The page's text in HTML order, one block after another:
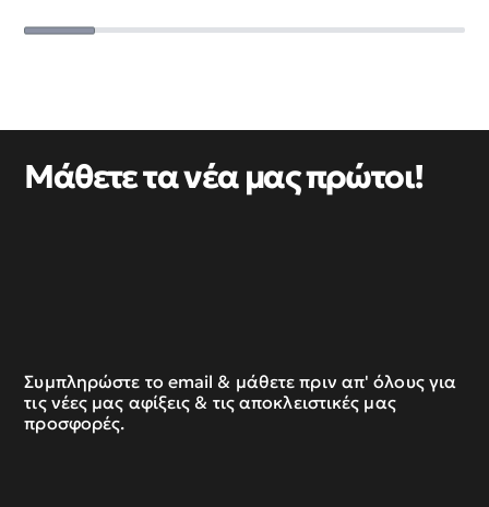
Μάθετε τα νέα μας πρώτοι!
Συμπληρώστε το email & μάθετε πριν απ' όλους για
τις νέες μας αφίξεις & τις αποκλειστικές μας
προσφορές.